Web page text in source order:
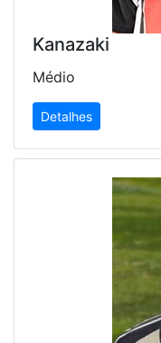
Kanazaki
Médio
Detalhes